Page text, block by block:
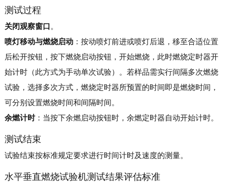
测试过程
关闭观察窗口 。
喷灯移动与燃烧启动：按动喷灯前进或喷灯后退，移至合适位置
后松开按钮，按下燃烧启动按钮，开始燃烧，此时燃烧定时器开
始计时（此方式为手动单次试验）。若样品需实行间隔多次燃烧
试验，选择多次方式，燃烧定时器所预置的时间即是燃烧时间，
可分别设置燃烧时间和间隔时间。
余燃计时：当按下余燃启动按钮时，余燃定时器自动开始计时。
测试结束
试验结束按标准规定要求进行时间计时及速度的测量。
水平垂直燃烧试验机测试结果评估标准